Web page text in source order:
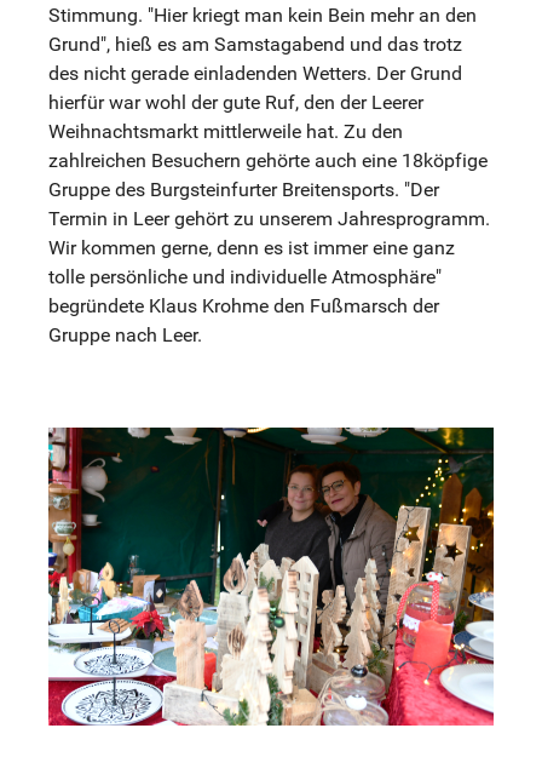
Stimmung. "Hier kriegt man kein Bein mehr an den
Grund", hieß es am Samstagabend und das trotz
des nicht gerade einladenden Wetters. Der Grund
hierfür war wohl der gute Ruf, den der Leerer
Weihnachtsmarkt mittlerweile hat. Zu den
zahlreichen Besuchern gehörte auch eine 18köpfige
Gruppe des Burgsteinfurter Breitensports. "Der
Termin in Leer gehört zu unserem Jahresprogramm.
Wir kommen gerne, denn es ist immer eine ganz
tolle persönliche und individuelle Atmosphäre"
begründete Klaus Krohme den Fußmarsch der
Gruppe nach Leer.